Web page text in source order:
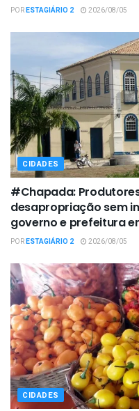
PORESTAGIÁRIO 2 2026/08/05
CIDADES
#Chapada:
desapropriação sem
governo e prefeitura
PORESTAGIÁRIO 2 2026/08/05
CIDADES